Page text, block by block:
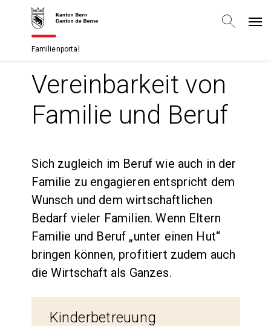
Familienportal
Vereinbarkeit von
Familie und Beruf
Sich zugleich im Beruf wie auch in der
Familie zu engagieren entspricht dem
Wunsch und dem wirtschaftlichen
Bedarf vieler Familien. Wenn Eltern
Familie und Beruf „unter einen Hut“
bringen können, profitiert zudem auch
die Wirtschaft als Ganzes.
Kinderbetreuung